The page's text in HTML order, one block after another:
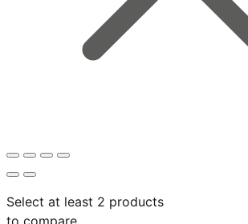
Select at least 2 products